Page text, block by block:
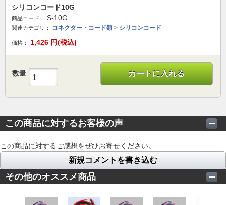
シリコンコード10G
商品コード： S-10G
関連カテゴリ： コネクター・コード類 > シリコンコード
価格： 1,426 円(税込)
数量 カートに入れる
この商品に対するお客様の声
この商品に対するご感想をぜひお寄せください。
新規コメントを書き込む
その他のオススメ商品